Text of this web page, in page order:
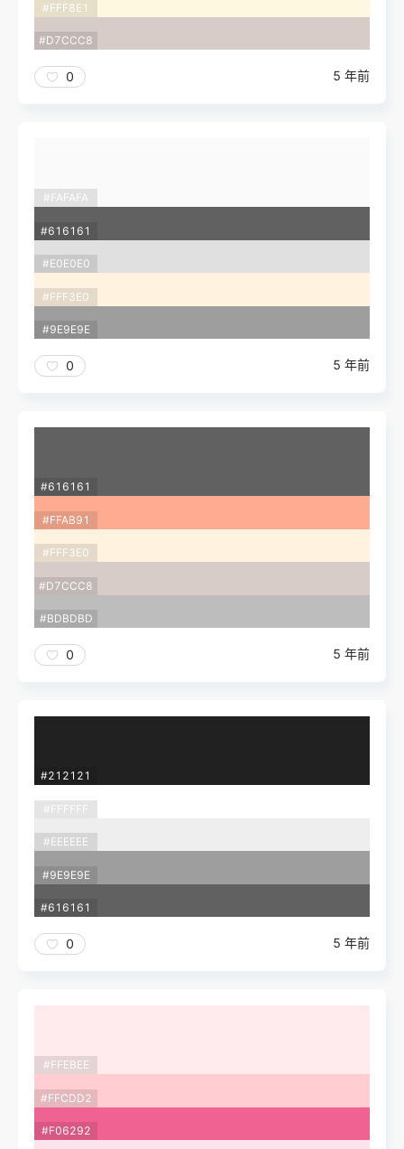
#FFF8E1
#D7CCC8
0 5 年前
#FAFAFA
#616161
#E0E0E0
#FFF3E0
#9E9E9E
0 5 年前
#616161
#FFAB91
#FFF3E0
#D7CCC8
#BDBDBD
0 5 年前
#212121
#FFFFFF
#EEEEEE
#9E9E9E
#616161
0 5 年前
#FFEBEE
#FFCDD2
#F06292